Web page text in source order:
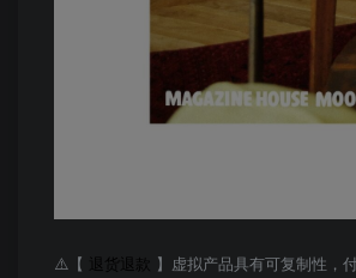
⚠️【 退货退款 】虚拟产品具有可复制性，